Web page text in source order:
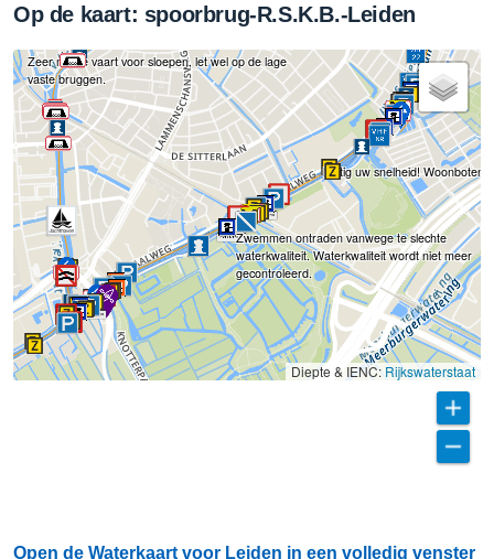
Op de kaart: spoorbrug-R.S.K.B.-Leiden
Zeer mooie vaart voor sloepen, let wel op de lage
vaste bruggen.
Matig uw snelheid! Woonboten.
Zwemmen ontraden vanwege te slechte
waterkwaliteit. Waterkwaliteit wordt niet meer
gecontroleerd.
Diepte & IENC: Rijkswaterstaat
Open de Waterkaart voor Leiden in een volledig venster